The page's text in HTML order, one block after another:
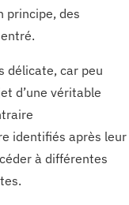
principe, des
délicate, car peu
d’une véritable
identifiés après leur
à différentes